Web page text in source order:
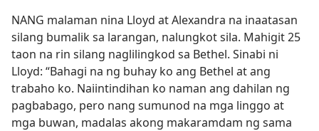
NANG malaman nina Lloyd at Alexandra na inaatasan
silang bumalik sa larangan, nalungkot sila. Mahigit 25
taon na rin silang naglilingkod sa Bethel. Sinabi ni
Lloyd: “Bahagi na ng buhay ko ang Bethel at ang
trabaho ko. Naiintindihan ko naman ang dahilan ng
pagbabago, pero nang sumunod na mga linggo at
mga buwan, madalas akong makaramdam ng sama